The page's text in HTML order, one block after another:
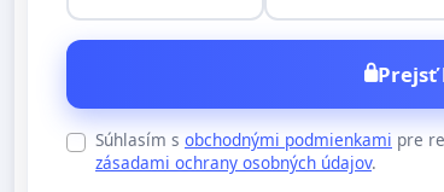
Prejsť
Súhlasím s obchodnými podmienkami pre
zásadami ochrany osobných údajov.